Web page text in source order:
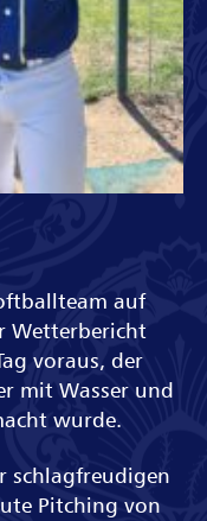
auf
Wetterbericht
voraus, der
mit Wasser und
wurde.
schlagfreudigen
Pitching von